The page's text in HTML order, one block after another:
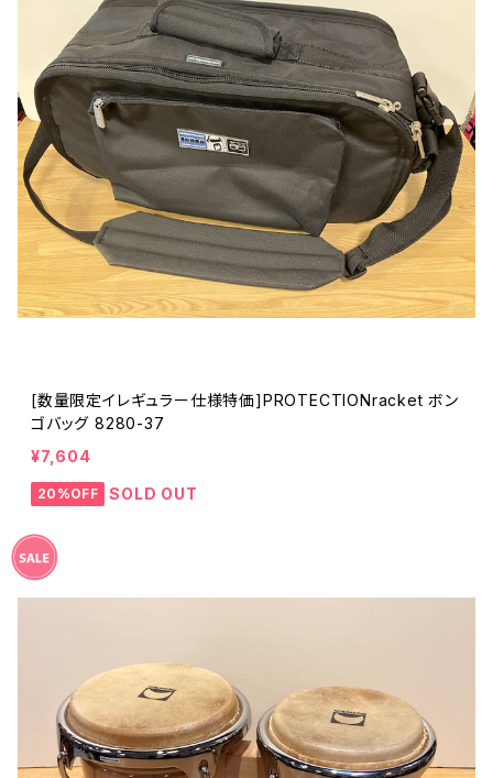
[数量限定イレギュラー仕様特価]PROTECTIONracket ボン
ゴバッグ 8280-37
¥7,604
20%OFF SOLD OUT